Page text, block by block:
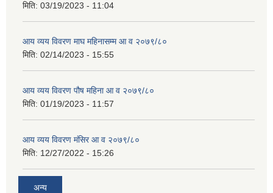
मिति: 03/19/2023 - 11:04
आय व्यय विवरण माघ महिनासम्म आ व २०७९/८०
मिति: 02/14/2023 - 15:55
आय व्यय विवरण पौष महिना आ व २०७९/८०
मिति: 01/19/2023 - 11:57
आय व्यय विवरण मंसिर आ व २०७९/८०
मिति: 12/27/2022 - 15:26
अन्य